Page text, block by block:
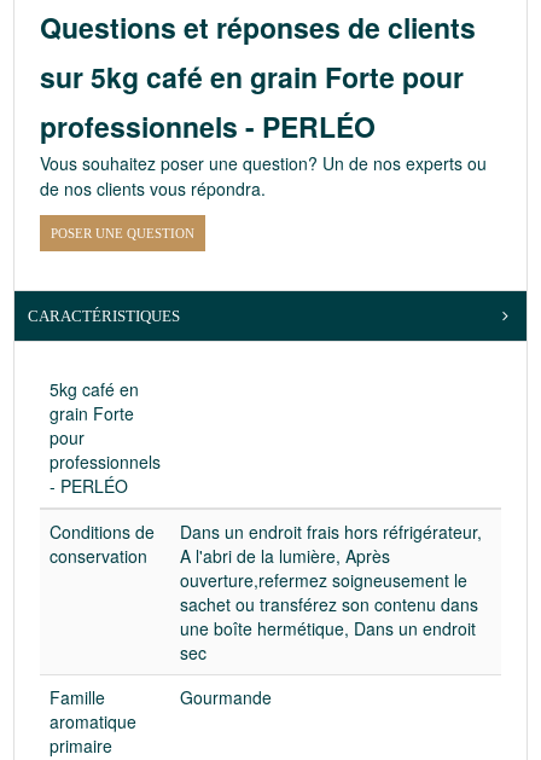
Questions et réponses de clients
sur 5kg café en grain Forte pour
professionnels - PERLÉO
Vous souhaitez poser une question? Un de nos experts ou
de nos clients vous répondra.
POSER UNE QUESTION
CARACTÉRISTIQUES
5kg café en
grain Forte
pour
professionnels
- PERLÉO
Conditions de
conservation
Dans un endroit frais hors réfrigérateur,
A l'abri de la lumière, Après
ouverture,refermez soigneusement le
sachet ou transférez son contenu dans
une boîte hermétique, Dans un endroit
sec
Famille
aromatique
primaire
Gourmande